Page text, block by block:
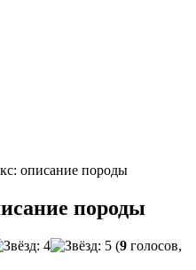
описание породы
породы
(9 голосов,